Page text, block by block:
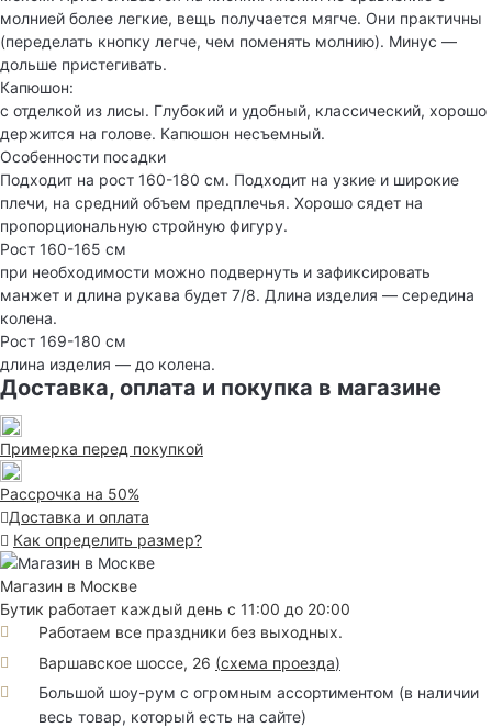
молнией более легкие, вещь получается мягче. Они практичны
(переделать кнопку легче, чем поменять молнию). Минус —
дольше пристегивать.
Капюшон:
с отделкой из лисы. Глубокий и удобный, классический, хорошо
держится на голове. Капюшон несъемный.
Особенности посадки
Подходит на рост 160-180 см. Подходит на узкие и широкие
плечи, на средний объем предплечья. Хорошо сядет на
пропорциональную стройную фигуру.
Рост 160-165 см
при необходимости можно подвернуть и зафиксировать
манжет и длина рукава будет 7/8. Длина изделия — середина
колена.
Рост 169-180 см
длина изделия — до колена.
Доставка, оплата и покупка в магазине
Примерка перед покупкой
Рассрочка на 50%
Доставка и оплата
Как определить размер?
Магазин в Москве
Бутик работает каждый день с 11:00 до 20:00
Работаем все праздники без выходных.
Варшавское шоссе, 26 (схема проезда)
Большой шоу-рум с огромным ассортиментом (в наличии
весь товар, который есть на сайте)